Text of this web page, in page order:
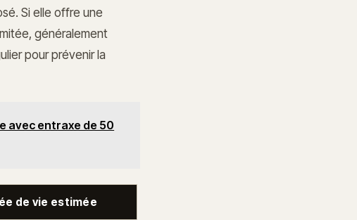
Si elle offre une
généralement
pour prévenir la
avec entraxe de 50
de vie estimée